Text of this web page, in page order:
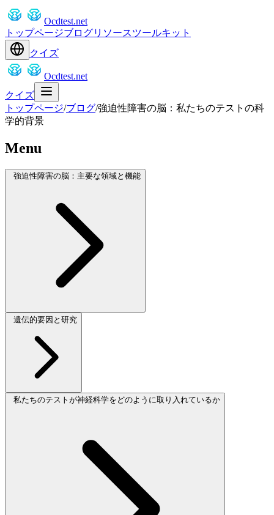
Ocdtest.net
トップページブログリソースツールキット
クイズ
Ocdtest.net
クイズ
トップページ/ブログ/強迫性障害の脳：私たちのテストの科
学的背景
Menu
強迫性障害の脳：主要な領域と機能
遺伝的要因と研究
私たちのテストが神経科学をどのように取り入れているか